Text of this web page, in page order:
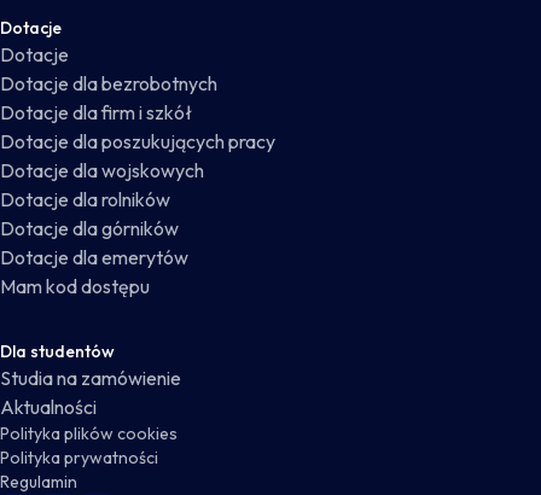
Dotacje
Dotacje
Dotacje dla bezrobotnych
Dotacje dla firm i szkół
Dotacje dla poszukujących pracy
Dotacje dla wojskowych
Dotacje dla rolników
Dotacje dla górników
Dotacje dla emerytów
Mam kod dostępu
Dla studentów
Studia na zamówienie
Aktualności
Polityka plików cookies
Polityka prywatności
Regulamin